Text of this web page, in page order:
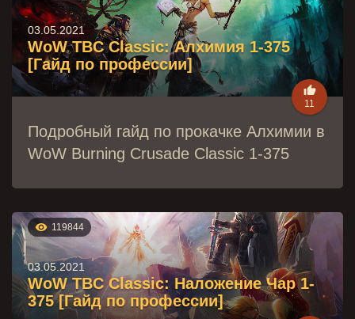
03.05.2021
WoW TBC Classic: Алхимия 1-375
[Гайд по профессии]

11
Подробный гайд по прокачке Алхимии в
WoW Burning Crusade Classic 1-375
 119844
03.05.2021
WoW TBC Classic: Наложение Чар 1-
375 [Гайд по профессии]